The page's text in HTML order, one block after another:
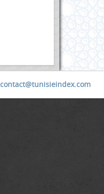
contact@tunisieindex.com